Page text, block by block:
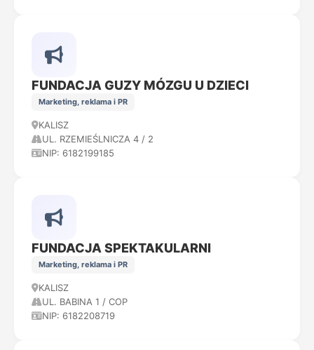
FUNDACJA GUZY MÓZGU U DZIECI
Marketing, reklama i PR
KALISZ
UL. RZEMIEŚLNICZA 4 / 2
NIP: 6182199185
FUNDACJA SPEKTAKULARNI
Marketing, reklama i PR
KALISZ
UL. BABINA 1 / COP
NIP: 6182208719